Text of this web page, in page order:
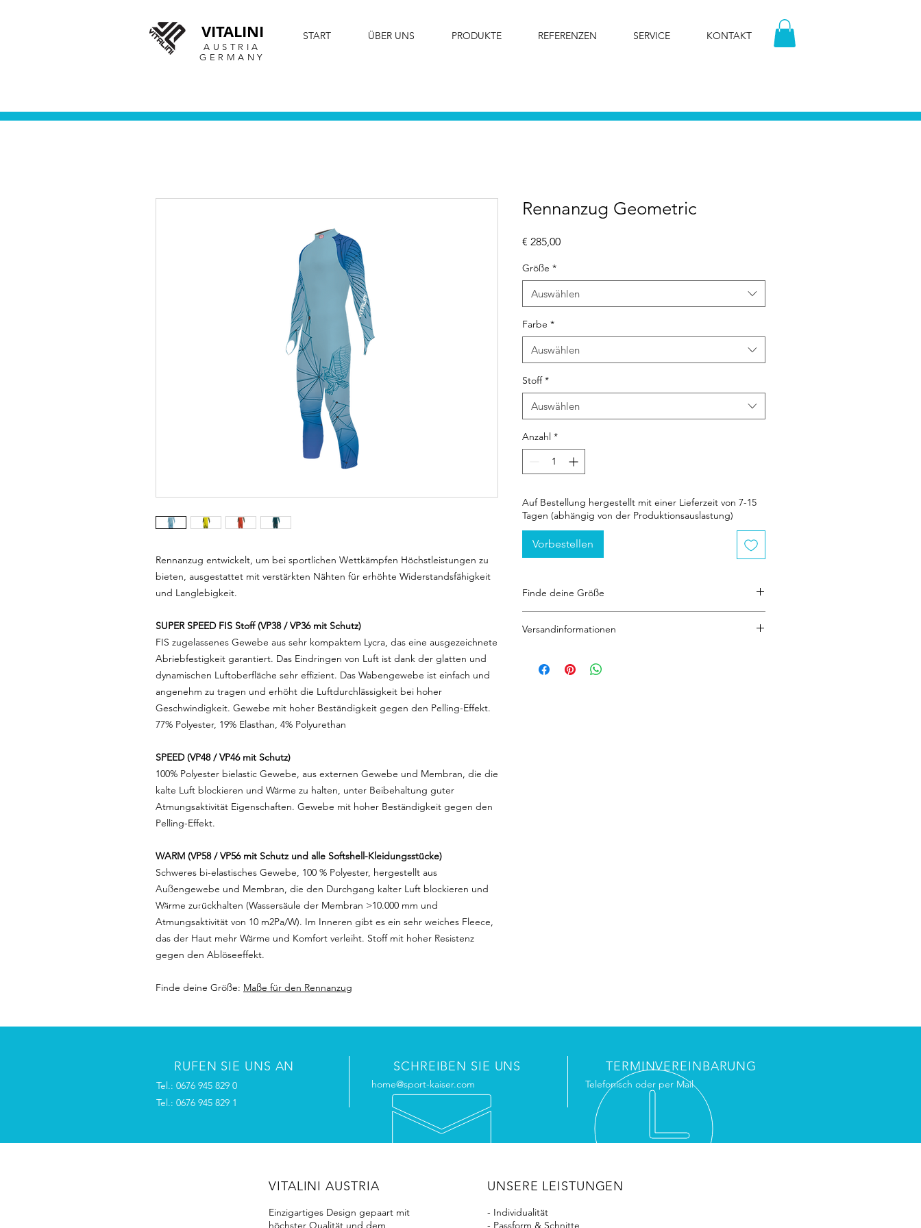
VITALINI
AUSTRIA
GERMANY
START ÜBER UNS PRODUKTE REFERENZEN SERVICE KONTAKT
Rennanzug entwickelt, um bei sportlichen Wettkämpfen Höchstleistungen zu
bieten, ausgestattet mit verstärkten Nähten für erhöhte Widerstandsfähigkeit
und Langlebigkeit.
SUPER SPEED FIS Stoff (VP38 / VP36 mit Schutz)
FIS zugelassenes Gewebe aus sehr kompaktem Lycra, das eine ausgezeichnete
Abriebfestigkeit garantiert. Das Eindringen von Luft ist dank der glatten und
dynamischen Luftoberfläche sehr effizient. Das Wabengewebe ist einfach und
angenehm zu tragen und erhöht die Luftdurchlässigkeit bei hoher
Geschwindigkeit. Gewebe mit hoher Beständigkeit gegen den Pelling-Effekt.
77% Polyester, 19% Elasthan, 4% Polyurethan
SPEED (VP48 / VP46 mit Schutz)
100% Polyester bielastic Gewebe, aus externen Gewebe und Membran, die die
kalte Luft blockieren und Wärme zu halten, unter Beibehaltung guter
Atmungsaktivität Eigenschaften. Gewebe mit hoher Beständigkeit gegen den
Pelling-Effekt.
WARM (VP58 / VP56 mit Schutz und alle Softshell-Kleidungsstücke)
Schweres bi-elastisches Gewebe, 100 % Polyester, hergestellt aus
Außengewebe und Membran, die den Durchgang kalter Luft blockieren und
Wärme zurückhalten (Wassersäule der Membran >10.000 mm und
Atmungsaktivität von 10 m2Pa/W). Im Inneren gibt es ein sehr weiches Fleece,
das der Haut mehr Wärme und Komfort verleiht. Stoff mit hoher Resistenz
gegen den Ablöseeffekt.
Finde deine Größe: Maße für den Rennanzug
Rennanzug Geometric
€ 285,00Preis
Größe *
Auswählen
Farbe *
Auswählen
Stoff *
Auswählen
Anzahl *
Auf Bestellung hergestellt mit einer Lieferzeit von 7-15
Tagen (abhängig von der Produktionsauslastung)
Vorbestellen
Finde deine Größe
Versandinformationen
Tagen
RUFEN SIE UNS AN
Tel.: 0676 945 829 0
Tel.: 0676 945 829 1
SCHREIBEN SIE UNS
home@sport-kaiser.com
TERMINVEREINBARUNG
Telefonisch oder per Mail
VITALINI AUSTRIA
Einzigartiges Design gepaart mit
höchster Qualität und dem
UNSERE LEISTUNGEN
- Individualität
- Passform & Schnitte